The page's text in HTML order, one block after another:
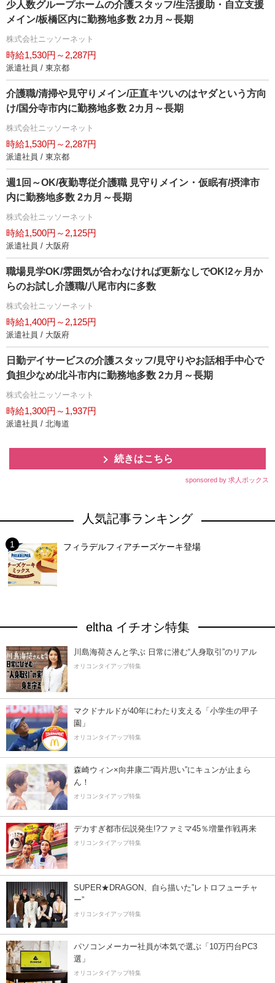
少人数グループホームの介護スタッフ/生活援助・自立支援
メイン/板橋区内に勤務地多数 2カ月～長期
株式会社ニッソーネット
時給1,530円～2,287円
派遣社員 / 東京都
介護職/清掃や見守りメイン/正直キツいのはヤダという方向
け/国分寺市内に勤務地多数 2カ月～長期
株式会社ニッソーネット
時給1,530円～2,287円
派遣社員 / 東京都
週1回～OK/夜勤専従介護職 見守りメイン・仮眠有/摂津市
内に勤務地多数 2カ月～長期
株式会社ニッソーネット
時給1,500円～2,125円
派遣社員 / 大阪府
職場見学OK/雰囲気が合わなければ更新なしでOK!2ヶ月か
らのお試し介護職/八尾市内に多数
株式会社ニッソーネット
時給1,400円～2,125円
派遣社員 / 大阪府
日勤デイサービスの介護スタッフ/見守りやお話相手中心で
負担少なめ/北斗市内に勤務地多数 2カ月～長期
株式会社ニッソーネット
時給1,300円～1,937円
派遣社員 / 北海道
続きはこちら
sponsored by 求人ボックス
人気記事ランキング
フィラデルフィアチーズケーキ登場
eltha イチオシ特集
川島海荷さんと学ぶ 日常に潜む“人身取引”のリアル
オリコンタイアップ特集
マクドナルドが40年にわたり支える「小学生の甲子
園」
オリコンタイアップ特集
森崎ウィン×向井康二“両片思い”にキュンが止まら
ん！
オリコンタイアップ特集
デカすぎ都市伝説発生!?ファミマ45％増量作戦再来
オリコンタイアップ特集
SUPER★DRAGON、自ら描いた”レトロフューチャ
ー”
オリコンタイアップ特集
パソコンメーカー社員が本気で選ぶ「10万円台PC3
選」
オリコンタイアップ特集